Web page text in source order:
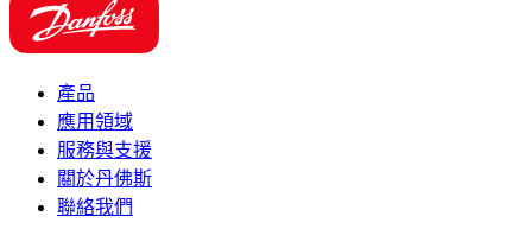
產品
應用領域
服務與支援
關於丹佛斯
聯絡我們